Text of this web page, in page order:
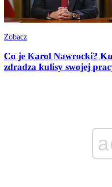
Zobacz
Co je Karol Nawrocki?
zdradza kulisy swojej